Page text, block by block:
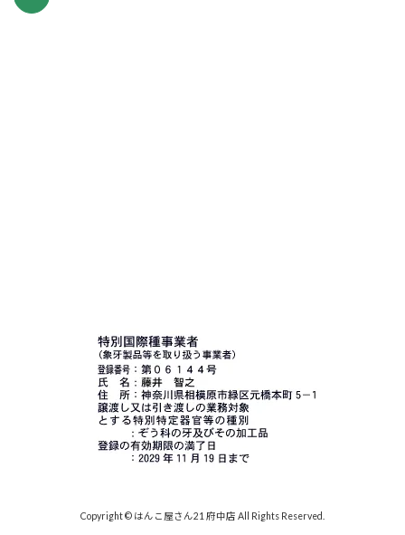
Copyright © はんこ屋さん21 府中店 All Rights Reserved.